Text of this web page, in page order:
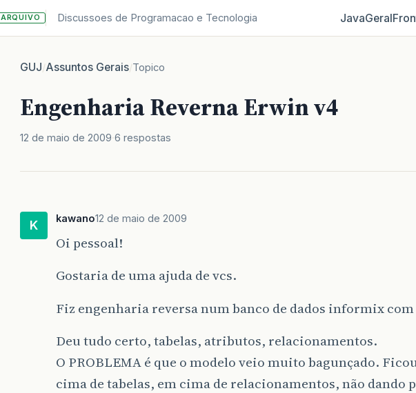
ARQUIVO Discussoes de Programacao e Tecnologia JavaGeral
GUJ/Assuntos Gerais/Topico
Engenharia Reverna Erwin v4
12 de maio de 2009 6 respostas
K kawano12 de maio de 2009
Oi pessoal!
Gostaria de uma ajuda de vcs.
Fiz engenharia reversa num banco de dados informix com
Deu tudo certo, tabelas, atributos, relacionamentos.
O PROBLEMA é que o modelo veio muito bagunçado.
cima de tabelas, em cima de relacionamentos, não dando